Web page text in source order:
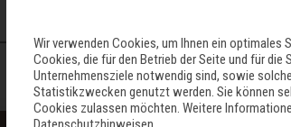
Wir verwenden Cookies, um Ihnen ein optimales
Cookies, die für den Betrieb der Seite und für die
Unternehmensziele notwendig sind, sowie
Statistikzwecken genutzt werden. Sie können
Cookies zulassen möchten. Weitere